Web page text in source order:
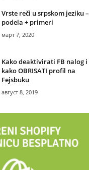
Vrste reči u srpskom jeziku –
podela + primeri
март 7, 2020
Kako deaktivirati FB nalog i
kako OBRISATI profil na
Fejsbuku
август 8, 2019